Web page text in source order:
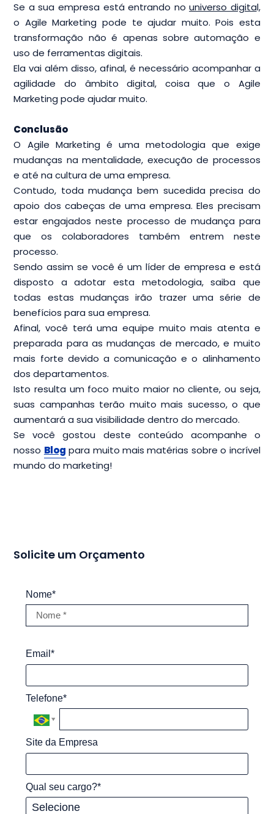
Se a sua empresa está entrando nouniverso digital,
o Agile Marketing pode te ajudar muito. Pois esta
transformação não é apenas sobre automação e
uso de ferramentas digitais.
Ela vai além disso, afinal, é necessário acompanhar a
agilidade do âmbito digital, coisa que o Agile
Marketing pode ajudar muito.
Conclusão
O Agile Marketing é uma metodologia que exige
mudanças na mentalidade, execução de processos
e até na cultura de uma empresa.
Contudo, toda mudança bem sucedida precisa do
apoio dos cabeças de uma empresa. Eles precisam
estar engajados neste processo de mudança para
que os colaboradores também entrem neste
processo.
Sendo assim se você é um líder de empresa e está
disposto a adotar esta metodologia, saiba que
todas estas mudanças irão trazer uma série de
benefícios para sua empresa.
Afinal, você terá uma equipe muito mais atenta e
preparada para as mudanças de mercado, e muito
mais forte devido a comunicação e o alinhamento
dos departamentos.
Isto resulta um foco muito maior no cliente, ou seja,
suas campanhas terão muito mais sucesso, o que
aumentará a sua visibilidade dentro do mercado.
Se você gostou deste conteúdo acompanhe o
nosso Blog para muito mais matérias sobre o incrível
mundo do marketing!
Solicite um Orçamento
Nome*
Email*
Telefone*
Site da Empresa
Qual seu cargo?*